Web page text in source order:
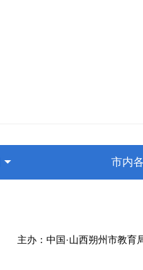
市内
主办：中国·山西朔州市